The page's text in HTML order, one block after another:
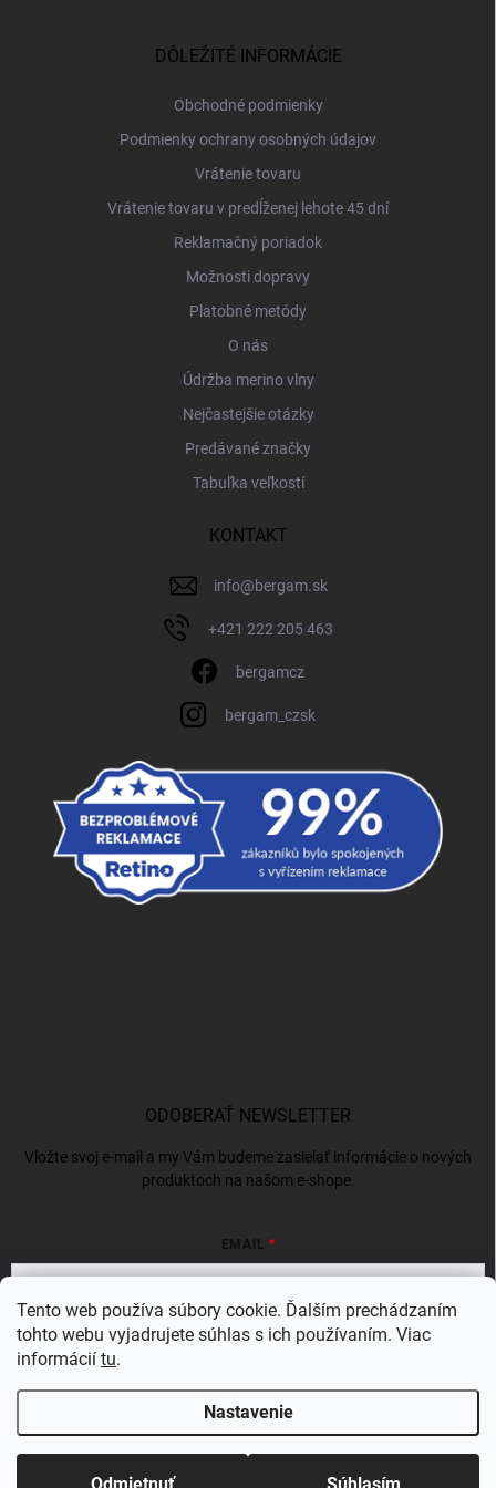
Tento web používa súbory cookie. Ďalším prechádzaním
tohto webu vyjadrujete súhlas s ich používaním. Viac
informácií tu.
Nastavenie
DÔLEŽITÉ INFORMÁCIE
Obchodné podmienky
Podmienky ochrany osobných údajov
Vrátenie tovaru
Vrátenie tovaru v predĺženej lehote 45 dní
Reklamačný poriadok
Možnosti dopravy
Platobné metódy
O nás
Údržba merino vlny
Nejčastejšie otázky
Predávané značky
Tabuľka veľkostí
KONTAKT
info@bergam.sk
+421 222 205 463
bergamcz
bergam_czsk
ODOBERAŤ NEWSLETTER
Vložte svoj e-mail a my Vám budeme zasielať informácie o nových
produktoch na našom e-shope.
EMAIL
Vložením e-mailu súhlasíte s
Prihlásiť sa
Copyright 2026 . Všetky práva vyhradené.